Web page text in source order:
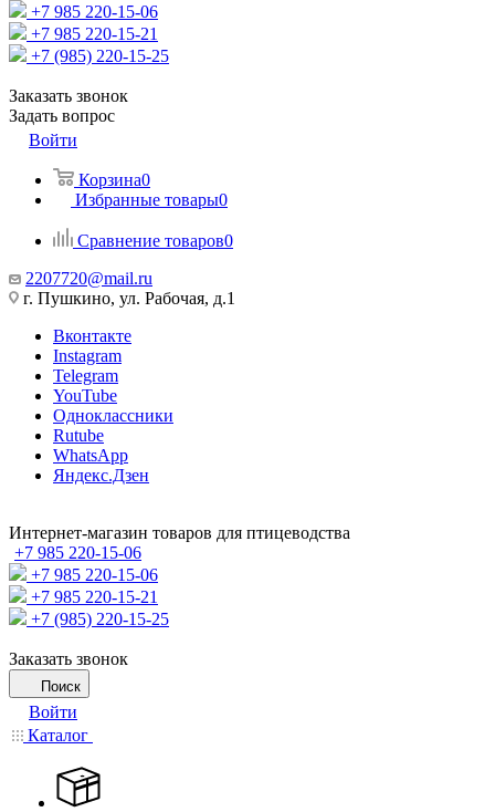
+7 985 220-15-06
+7 985 220-15-21
+7 (985) 220-15-25
Заказать звонок
Задать вопрос
Войти
Корзина0
Избранные товары0
Сравнение товаров0
2207720@mail.ru
г. Пушкино, ул. Рабочая, д.1
Вконтакте
Instagram
Telegram
YouTube
Одноклассники
Rutube
WhatsApp
Яндекс.Дзен
Интернет-магазин товаров для птицеводства
+7 985 220-15-06
+7 985 220-15-06
+7 985 220-15-21
+7 (985) 220-15-25
Заказать звонок
Поиск
Войти
Каталог